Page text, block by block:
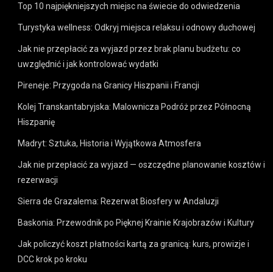
Top 10 najpiękniejszych miejsc na świecie do odwiedzenia
Turystyka wellness: Odkryj miejsca relaksu i odnowy duchowej
Jak nie przepłacić za wyjazd przez brak planu budżetu: co
uwzględnić i jak kontrolować wydatki
Pireneje: Przygoda na Granicy Hiszpanii i Francji
Kolej Transkantabryjska: Malownicza Podróż przez Północną
Hiszpanię
Madryt: Sztuka, Historia i Wyjątkowa Atmosfera
Jak nie przepłacić za wyjazd — oszczędne planowanie kosztów i
rezerwacji
Sierra de Grazalema: Rezerwat Biosfery w Andaluzji
Baskonia: Przewodnik po Pięknej Krainie Krajobrazów i Kultury
Jak policzyć koszt płatności kartą za granicą: kurs, prowizje i
DCC krok po kroku